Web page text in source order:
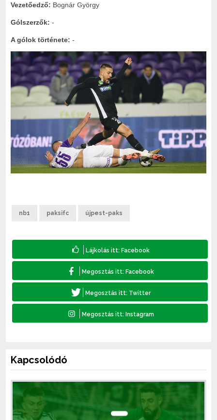
Vezetőedző: Bognár György
Gólszerzők: -
A gólok története: -
nb1 paksifc újpest-paks
Kapcsolódó